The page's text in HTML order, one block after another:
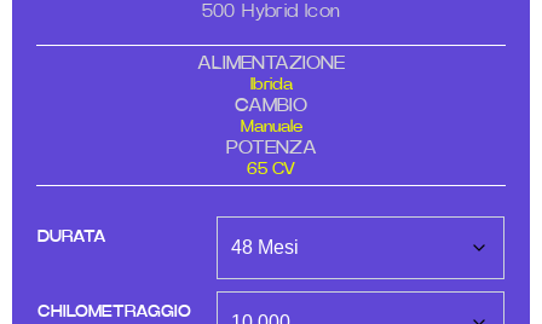
500 Hybrid Icon
ALIMENTAZIONE
Ibrida
CAMBIO
Manuale
POTENZA
65 CV
DURATA
CHILOMETRAGGIO